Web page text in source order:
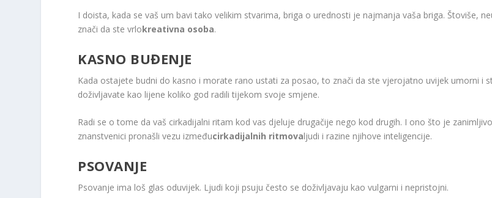
I doista, kada se vaš um bavi tako velikim stvarima, briga o urednosti je najmanja vaša briga. Štoviše,
znači da ste vrlokreativna osoba.
KASNO BUĐENJE
Kada ostajete budni do kasno i morate rano ustati za posao, to znači da ste vjerojatno uvijek umorni i
doživljavate kao lijene koliko god radili tijekom svoje smjene.
Radi se o tome da vaš cirkadijalni ritam kod vas djeluje drugačije nego kod drugih. I ono što je
znanstvenici pronašli vezu izmeđucirkadijalnih ritmovaljudi i razine njihove inteligencije.
PSOVANJE
Psovanje ima loš glas oduvijek. Ljudi koji psuju često se doživljavaju kao vulgarni i nepristojni.